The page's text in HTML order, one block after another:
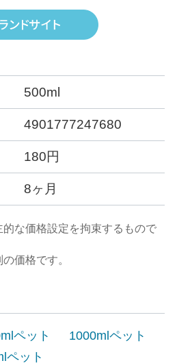
500ml
4901777247680
180円
8ヶ月
な価格設定を拘束するもので
価格です。
ペット
1000mlペット
ペット